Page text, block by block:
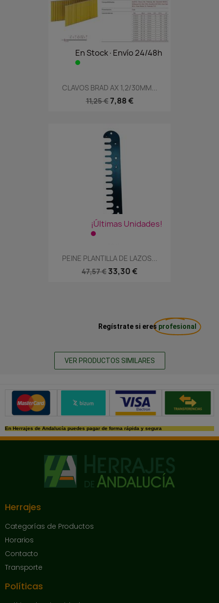
En Stock·Envío 24/48h
CLAVOS BRAD AX 1,2/30MM...
11,25 €7,88 €
¡Últimas Unidades!
PEINE PLANTILLA DE LAZOS...
47,57 € 33,30 €
Regístrate si eres profesional
VER PRODUCTOS SIMILARES
Métodos de pago seguros
En Herrajes de Andalucía puedes pagar de forma rápida y segura
Herrajes
Categorías de Productos
Horarios
Contacto
Transporte
Políticas